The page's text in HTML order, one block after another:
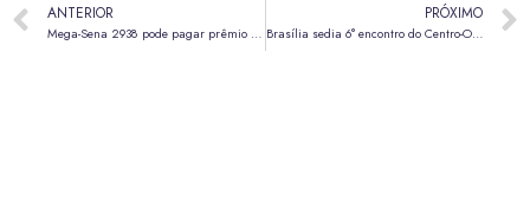
ANTERIOR
Mega-Sena 2938 pode pagar prêmio de R$ 55 milhões neste sábado (8)
PRÓXIMO
Brasília sedia 6° encontro do Centro-Oeste de Opalas e Caravans neste sábado (8)